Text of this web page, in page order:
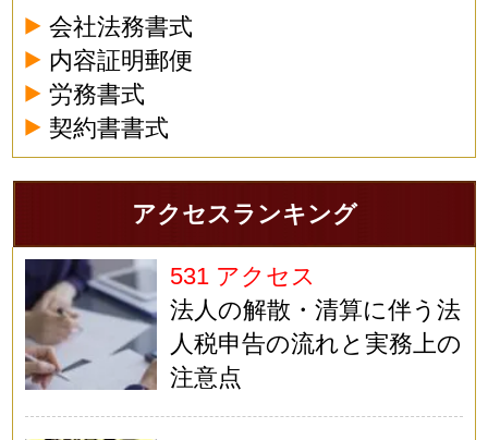
会社法務書式
内容証明郵便
労務書式
契約書書式
アクセスランキング
531 アクセス
法人の解散・清算に伴う法
人税申告の流れと実務上の
注意点